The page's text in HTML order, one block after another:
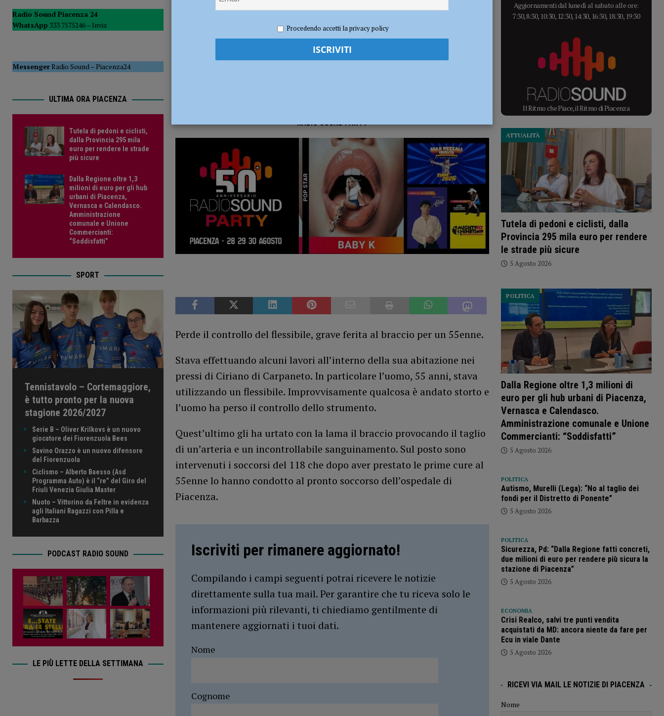
POLITICA
[ 5 Agosto 2026 ] Caldo estremo e asili nido, Tagliaferri (FdI): “Verificare subito la situazione nella provincia di Piacenza”
RADIO SOUND PARTY
Perde il controllo del flessibile, grave ferita al braccio per un 55enne.
Stava effettuando alcuni lavori all’interno della sua abitazione nei
pressi di Ciriano di Carpaneto. In particolare l’uomo, 55 anni, stava
utilizzando un flessibile. Improvvisamente qualcosa è andato storto e
l’uomo ha perso il controllo dello strumento.
Quest’ultimo gli ha urtato con la lama il braccio provocando il taglio
di un’arteria e un incontrollabile sanguinamento. Sul posto sono
intervenuti i soccorsi del 118 che dopo aver prestato le prime cure al
55enne lo hanno condotto al pronto soccorso dell’ospedale di
Piacenza.
Iscriviti per rimanere aggiornato!
Compilando i campi seguenti potrai ricevere le notizie
direttamente sulla tua mail. Per garantire che tu riceva solo le
informazioni più rilevanti, ti chiediamo gentilmente di
mantenere aggiornati i tuoi dati.
Nome
Cognome
Radio Sound Piacenza 24
WhatsApp 333 7575246 – Invia
MessengerRadio Sound–Piacenza24
ULTIMA ORA PIACENZA
Tutela di pedoni e ciclisti,
dalla Provincia 295 mila
euro per rendere le strade
più sicure
Dalla Regione oltre 1,3
milioni di euro per gli hub
urbani di Piacenza,
Vernasca e Calendasco.
Amministrazione
comunale e Unione
Commercianti:
“Soddisfatti”
SPORT
Tennistavolo – Cortemaggiore,
è tutto pronto per la nuova
stagione 2026/2027
Serie B – Oliver Krilkovs è un nuovo
giocatore dei Fiorenzuola Bees
Savino Orazzo è un nuovo difensore
del Fiorenzuola
Ciclismo – Alberto Baesso (Asd
Programma Auto) è il “re” del Giro del
Friuli Venezia Giulia Master
Nuoto – Vittorino da Feltre in evidenza
agli Italiani Ragazzi con Pilla e
Barbazza
PODCAST RADIO SOUND
LE PIÙ LETTE DELLA SETTIMANA
Aggiornamenti dal lunedì al sabato alle ore:
7:30, 8:30, 10:30, 12:30, 14:30, 16:30, 18:30, 19:30
Il Ritmo che Piace, il Ritmo di Piacenza
Tutela di pedoni e ciclisti, dalla
Provincia 295 mila euro per rendere
le strade più sicure
ATTUALITÀ
5 Agosto 2026
Dalla Regione oltre 1,3 milioni di
euro per gli hub urbani di Piacenza,
Vernasca e Calendasco.
Amministrazione comunale e Unione
Commercianti: “Soddisfatti”
POLITICA
5 Agosto 2026
POLITICA
Autismo, Murelli (Lega): “No al taglio dei
fondi per il Distretto di Ponente”
5 Agosto 2026
POLITICA
Sicurezza, Pd: “Dalla Regione fatti concreti,
due milioni di euro per rendere più sicura la
stazione di Piacenza”
5 Agosto 2026
ECONOMIA
Crisi Realco, salvi tre punti vendita
acquistati da MD: ancora niente da fare per
Ecu in viale Dante
5 Agosto 2026
RICEVI VIA MAIL LE NOTIZIE DI PIACENZA
Nome
Procedendo accetti la privacy policy